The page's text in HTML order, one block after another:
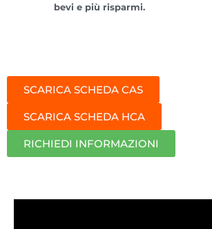
bevi e più risparmi.
SCARICA SCHEDA CAS
SCARICA SCHEDA HCA
RICHIEDI INFORMAZIONI